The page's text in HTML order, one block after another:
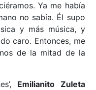
Ya me había
no sabía. Él supo
y más música, y
caro. Entonces, me
de la mitad de la
Emilianito Zuleta